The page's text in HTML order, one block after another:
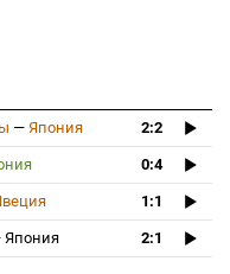
— Япония 2:2
0:4
1:1
Япония 2:1